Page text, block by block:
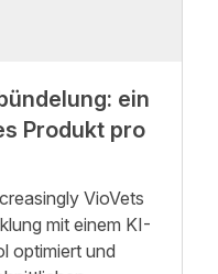
ein
Produkt pro
VioVets
mit einem KI-
optimiert und